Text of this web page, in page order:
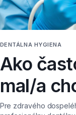
DENTÁLNA HYGIENA
Ako
mal/a
Pre zdravého